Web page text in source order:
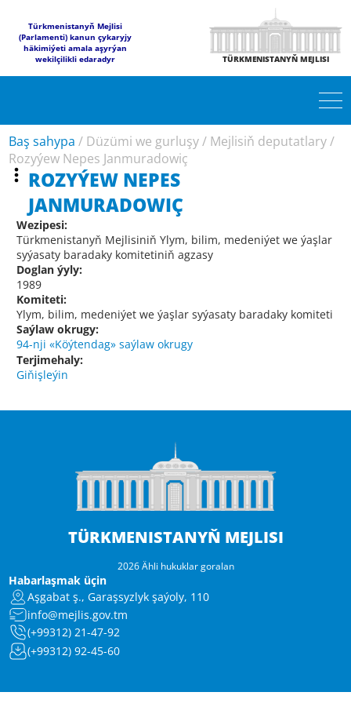
Türkmenistanyň Mejlisi
(Parlamenti) kanun çykaryjy
häkimiýeti amala aşyrýan
wekilçilikli edaradyr
TÜRKMENISTANYŇ MEJLISI
Baş sahypa / Düzümi we gurluşy/ Mejlisiň deputatlary/
Rozyýew Nepes Janmuradowiç
ROZYÝEW NEPES
JANMURADOWIÇ
Wezipesi:
Türkmenistanyň Mejlisiniň Ylym, bilim, medeniýet we ýaşlar
syýasaty baradaky komitetiniň agzasy
Doglan ýyly:
1989
Komiteti:
Ylym, bilim, medeniýet we ýaşlar syýasaty baradaky komiteti
Saýlaw okrugy:
94-nji «Köýtendag» saýlaw okrugy
Terjimehaly:
Giňişleýin
TÜRKMENISTANYŇ MEJLISI
2026 Ähli hukuklar goralan
Habarlaşmak üçin
Aşgabat ş., Garaşsyzlyk şaýoly, 110
info@mejlis.gov.tm
(+99312) 21-47-92
(+99312) 92-45-60